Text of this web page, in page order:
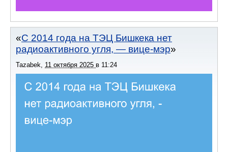
С 2014 года на ТЭЦ Бишкека нет
радиоактивного угля, — вице-мэр
Tazabek 11 октября 2025 в 11:24